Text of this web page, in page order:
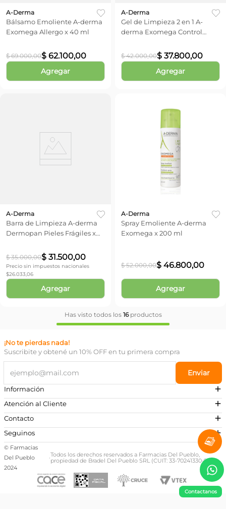
Contactanos
A-Derma
Bálsamo Emoliente A-derma
Exomega Allergo x 40 ml
$ 69.000,00$ 62.100,00
Agregar
A-Derma
Gel de Limpieza 2 en 1 A-
derma Exomega Control
$ 42.000,00$ 37.800,00
Agregar
A-Derma
Barra de Limpieza A-derma
Dermopan Pieles Frágiles x
$ 35.000,00$ 31.500,00
Precio sin impuestos nacionales
$26.033,06
Agregar
A-Derma
Spray Emoliente A-derma
Exomega x 200 ml
$ 52.000,00$ 46.800,00
Agregar
Has visto todos los 16productos
¡No te pierdas nada!
Suscribite y obtené un 10% OFF en tu primera compra
Enviar
Información
Atención al Cliente
Contacto
¿Necesitás ayuda?
Preguntas Frecuentes
Escribinos a nuestro Whatsapp
+54 381 581-0674
Seguinos
© Farmacias
Del Pueblo
2024
·Todos los derechos reservados a Farmacias Del Pueblo,
propiedad de Bradel Del Pueblo SRL (CUIT: 33-70241330-9)